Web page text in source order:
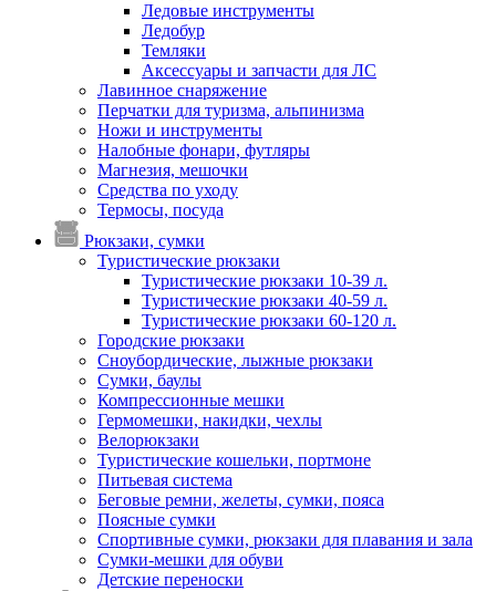
Ледовые инструменты
Ледобур
Темляки
Аксессуары и запчасти для ЛС
Лавинное снаряжение
Перчатки для туризма, альпинизма
Ножи и инструменты
Налобные фонари, футляры
Магнезия, мешочки
Средства по уходу
Термосы, посуда
Рюкзаки, сумки
Туристические рюкзаки
Туристические рюкзаки 10-39 л.
Туристические рюкзаки 40-59 л.
Туристические рюкзаки 60-120 л.
Городские рюкзаки
Сноубордические, лыжные рюкзаки
Сумки, баулы
Компрессионные мешки
Гермомешки, накидки, чехлы
Велорюкзаки
Туристические кошельки, портмоне
Питьевая система
Беговые ремни, желеты, сумки, пояса
Поясные сумки
Спортивные сумки, рюкзаки для плавания и зала
Сумки-мешки для обуви
Детские переноски